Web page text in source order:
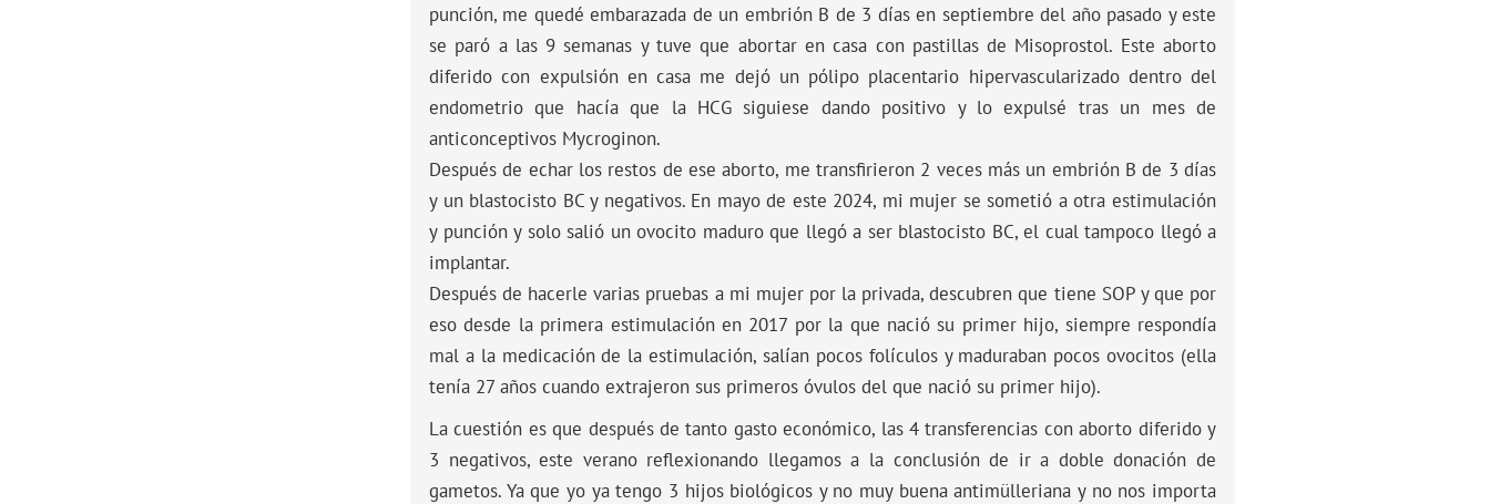
punción, me quedé embarazada de un embrión B de 3 días en septiembre del año pasado y este
se paró a las 9 semanas y tuve que abortar en casa con pastillas de Misoprostol. Este aborto
diferido con expulsión en casa me dejó un pólipo placentario hipervascularizado dentro del
endometrio que hacía que la HCG siguiese dando positivo y lo expulsé tras un mes de
anticonceptivos Mycroginon.
Después de echar los restos de ese aborto, me transfirieron 2 veces más un embrión B de 3 días
y un blastocisto BC y negativos. En mayo de este 2024, mi mujer se sometió a otra estimulación
y punción y solo salió un ovocito maduro que llegó a ser blastocisto BC, el cual tampoco llegó a
implantar.
Después de hacerle varias pruebas a mi mujer por la privada, descubren que tiene SOP y que por
eso desde la primera estimulación en 2017 por la que nació su primer hijo, siempre respondía
mal a la medicación de la estimulación, salían pocos folículos y maduraban pocos ovocitos (ella
tenía 27 años cuando extrajeron sus primeros óvulos del que nació su primer hijo).
La cuestión es que después de tanto gasto económico, las 4 transferencias con aborto diferido y
3 negativos, este verano reflexionando llegamos a la conclusión de ir a doble donación de
gametos. Ya que yo ya tengo 3 hijos biológicos y no muy buena antimülleriana y no nos importa